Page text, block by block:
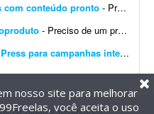
com conteúdo pronto - Preciso de um desenvolvedor WordPress para criar um site institucional simples, de aproximadamente 5 páginas (Home). - O projeto é cultural (Cuidadores da Memória - Encontro R...
- Preciso de um profissional que crie uma landing page com foco em conversão para um infoproduto. A página deve ter conteúdo e layout focados em vendas, com elementos que incent...
Adequação técnica de site WordPress para campanhas internacionais
nosso site para melhorar
você aceita o uso